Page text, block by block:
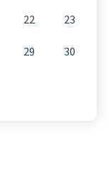
22 23
29 30